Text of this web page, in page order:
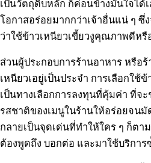
เป็นวัตถุดิบหลัก ก็ค่อนข้างมั่นใจได้
โอกาสอร่อยมากกว่าเจ้าอื่นแน่ ๆ
ว่าใช้ข้าวเหนียวเขี้ยวงูคุณภาพดีหรื
ส่วนผู้ประกอบการร้านอาหาร หรือ
เหนียวเอยู่เป็นประจำ การเลือกใช้
เป็นทางเลือกการลงทุนที่คุ้มค่า ที่จ
รสชาติของเมนูในร้านให้อร่อยจน
กลายเป็นจุดเด่นที่ทำให้ใคร ๆ ก็ตา
ต้องพูดถึง บอกต่อ และมาใช้บริการ